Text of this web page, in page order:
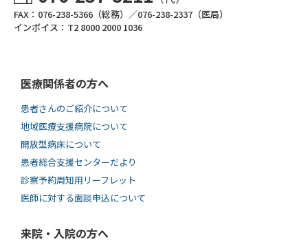
FAX：076-238-5366（総務）／076-238-2337（医局）
インボイス：T2 8000 2000 1036
医療関係者の方へ
患者さんのご紹介について
地域医療支援病院について
開放型病床について
患者総合支援センターだより
診察予約周知用リーフレット
医師に対する面談申込について
来院・入院の方へ